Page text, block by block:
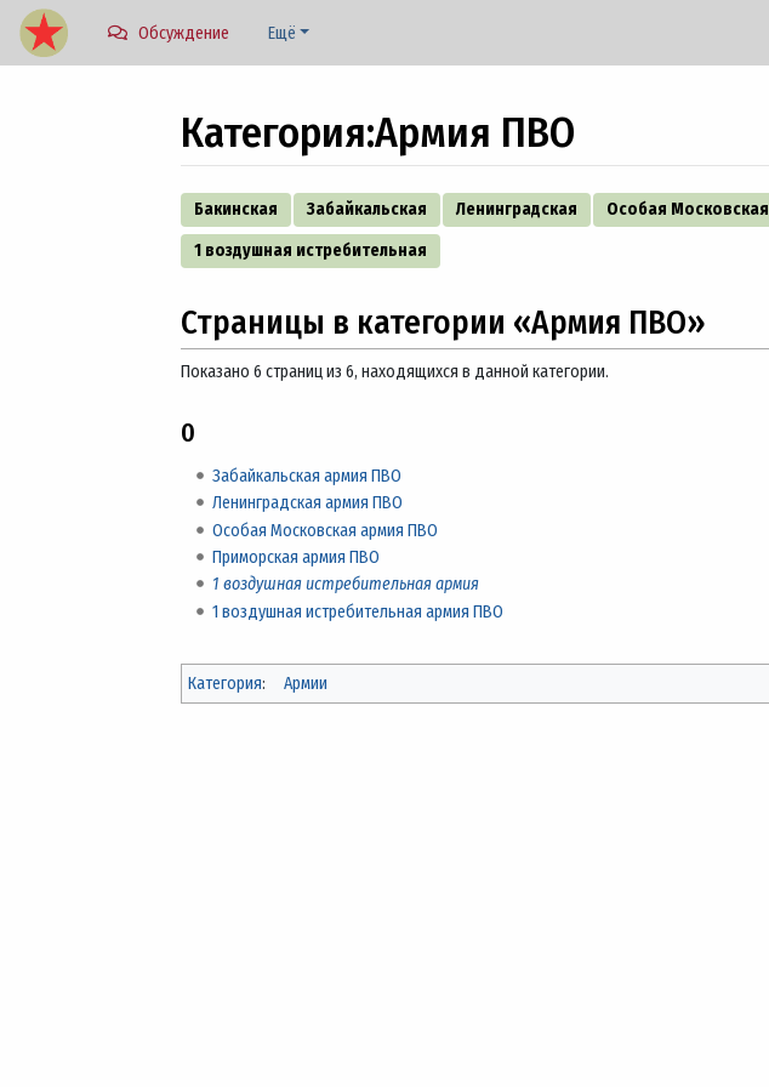
Обсуждение Ещё
Категория:Армия ПВО
Перейти к:навигация,поиск
Бакинская Забайкальская Ленинградская Особая Московская
1 воздушная истребительная
Страницы в категории «Армия ПВО»
Показано 6 страниц из 6, находящихся в данной категории.
0
Забайкальская армия ПВО
Ленинградская армия ПВО
Особая Московская армия ПВО
Приморская армия ПВО
1 воздушная истребительная армия
1 воздушная истребительная армия ПВО
Категория: Армии